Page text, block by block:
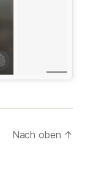
Nach oben ↑